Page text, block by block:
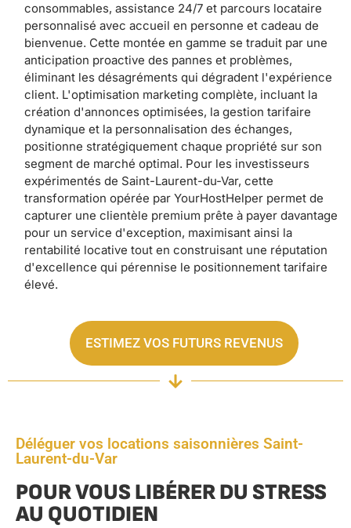
consommables, assistance 24/7 et parcours locataire
personnalisé avec accueil en personne et cadeau de
bienvenue. Cette montée en gamme se traduit par une
anticipation proactive des pannes et problèmes,
éliminant les désagréments qui dégradent l'expérience
client. L'optimisation marketing complète, incluant la
création d'annonces optimisées, la gestion tarifaire
dynamique et la personnalisation des échanges,
positionne stratégiquement chaque propriété sur son
segment de marché optimal. Pour les investisseurs
expérimentés de Saint-Laurent-du-Var, cette
transformation opérée par YourHostHelper permet de
capturer une clientèle premium prête à payer davantage
pour un service d'exception, maximisant ainsi la
rentabilité locative tout en construisant une réputation
d'excellence qui pérennise le positionnement tarifaire
élevé.
ESTIMEZ VOS FUTURS REVENUS
Déléguer vos locations saisonnières Saint-
Laurent-du-Var
POUR VOUS LIBÉRER DU STRESS
AU QUOTIDIEN